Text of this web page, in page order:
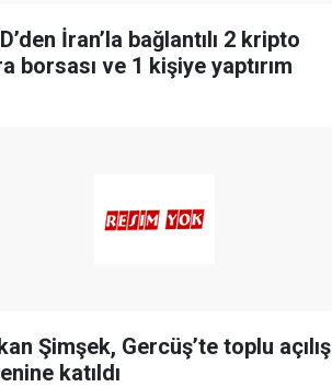
İran’la bağlantılı 2 kripto
borsası ve 1 kişiye yaptırım
Şimşek, Gercüş’te toplu açılış
katıldı